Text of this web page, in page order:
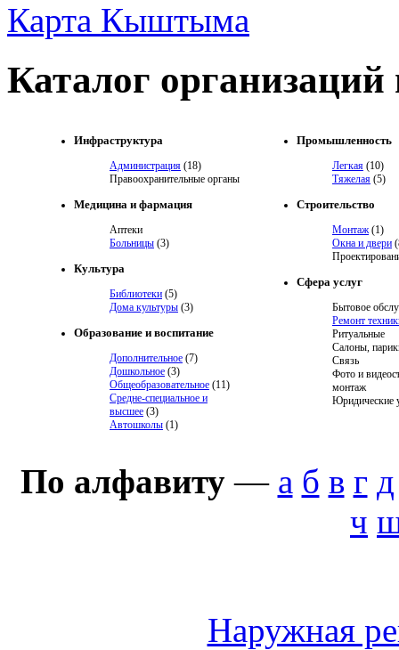
Карта Кыштыма
Каталог
Инфраструктура
Администрация (18)
Правоохранительные органы
Медицина и фармация
Аптеки
Больницы (3)
Культура
Библиотеки (5)
Дома культуры (3)
Образование и воспитание
Дополнительное (7)
Дошкольное (3)
Общеобразовательное (11)
Средне-специальное и
высшее (3)
Автошколы (1)
Промышленность
Легкая (10)
Тяжелая (5)
Строительство
Монтаж(1)
Окна и двери
Сфера услуг
Бытовое
Ремонт
Ритуальные
Салоны,
Связь
Фото и
монтаж
Юридические
По алфавиту— а б в г д
ч
Наружная